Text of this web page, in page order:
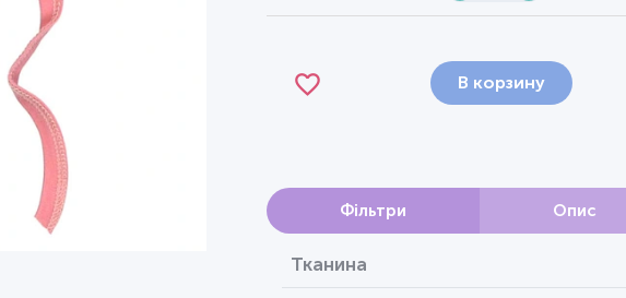
В корзину
Фільтри Опис
Тканина